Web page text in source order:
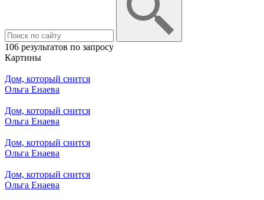
106 результатов по запросу
Картины
Дом, который снится
Ольга Енаева
Дом, который снится
Ольга Енаева
Дом, который снится
Ольга Енаева
Дом, который снится
Ольга Енаева